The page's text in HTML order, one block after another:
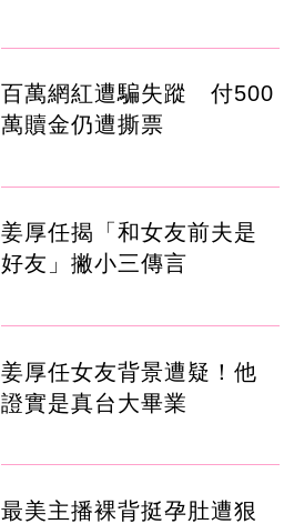
百萬網紅遭騙失蹤 付500
萬贖金仍遭撕票
姜厚任揭「和女友前夫是
好友」撇小三傳言
姜厚任女友背景遭疑！他
證實是真台大畢業
最美主播裸背挺孕肚遭狠